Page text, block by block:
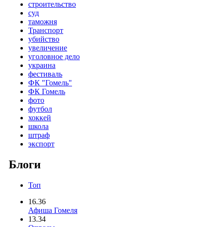
строительство
суд
таможня
Транспорт
убийство
увеличение
уголовное дело
украина
фестиваль
ФК "Гомель"
ФК Гомель
фото
футбол
хоккей
школа
штраф
экспорт
Блоги
Топ
16.36
Афиша Гомеля
13.34